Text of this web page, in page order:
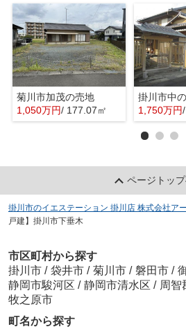
菊川市加茂の売地
1,050万円/ 177.07㎡
掛川市中
1,750万円
ページトッ
掛川市のイエステーション 掛川店 株式会社ア
戸建】掛川市下垂木
市区町村から探す
掛川市 / 袋井市 / 菊川市 / 磐田市 /
静岡市駿河区 / 静岡市清水区 / 周智
牧之原市
町名から探す